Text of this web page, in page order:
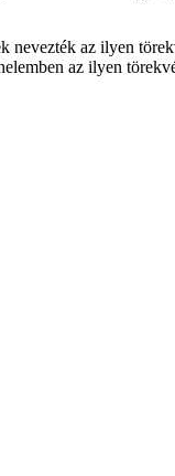
nevezték az ilyen
az ilyen